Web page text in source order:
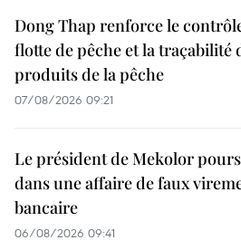
Dong Thap renforce le
flotte de pêche et la traçabilité
produits de la pêche
07/08/2026 09:21
Le président de Mekolor
dans une affaire de faux
bancaire
06/08/2026 09:41